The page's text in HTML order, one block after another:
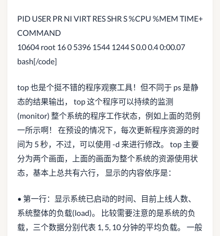
PID USER PR NI VIRT RES SHR S %CPU %MEM TIME+
COMMAND
10604 root 16 0 5396 1544 1244 S 0.0 0.4 0:00.07
bash[/code]
top 也是个挺不错的程序观察工具！但不同于 ps 是静
态的结果输出， top 这个程序可以持续的监测
(monitor) 整个系统的程序工作状态，例如上面的范例
一所示啊！ 在预设的情况下，每次更新程序资源的时
间为 5 秒，不过，可以使用 -d 来进行修改。 top 主要
分为两个画面，上面的画面为整个系统的资源使用状
态，基本上总共有六行， 显示的内容依序是：
• 第一行：显示系统已启动的时间、目前上线人数、
系统整体的负载(load)。 比较需要注意的是系统的负
载，三个数据分别代表 1, 5, 10 分钟的平均负载。 一般